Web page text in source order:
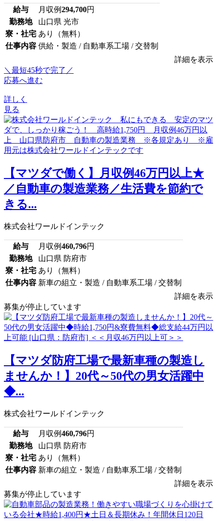
給与 月収例294,700円
勤務地
山口県 光市
寮・社宅 あり（無料）
仕事内容 供給・製造 / 自動車系工場 / 交替制
詳細を表示
＼最短45秒で完了／
応募へ進む
詳しく
見る
【マツダで働く】月収例46万円以上★
／自動車の製造業務／生活費を節約で
きる...
株式会社ワールドインテック
給与 月収例460,796円
勤務地
山口県 防府市
寮・社宅 あり（無料）
仕事内容 新車の組立・製造 / 自動車系工場 / 交替制
詳細を表示
募集が停止しています
【マツダ防府工場で最新車種の製造し
ませんか！】20代～50代の男女活躍中
◆...
株式会社ワールドインテック
給与 月収例460,796円
勤務地
山口県 防府市
寮・社宅 あり（無料）
仕事内容 新車の組立・製造 / 自動車系工場 / 交替制
詳細を表示
募集が停止しています